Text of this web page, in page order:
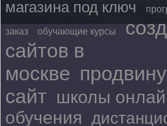
магазина под ключ
заказ обучающие курсы
сайтов в
москве
сайт школы
обучения